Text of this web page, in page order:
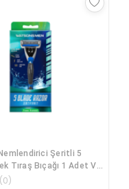
Şeritli 5
Tıraş Bıçağı 1 Adet Ve
(0)